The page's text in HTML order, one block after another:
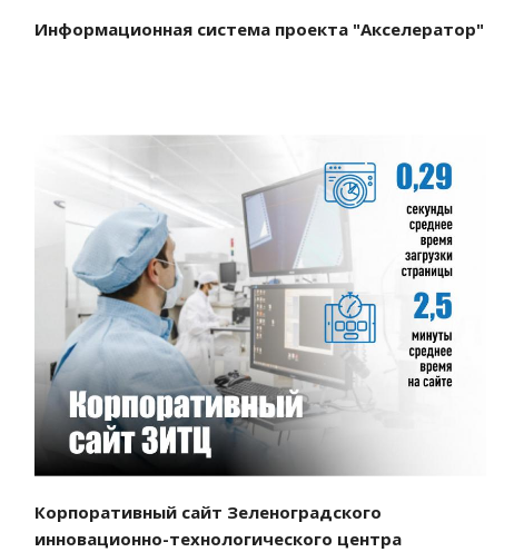
Информационная система проекта "Акселератор"
Смотреть проект
Корпоративный сайт Зеленоградского
инновационно-технологического центра